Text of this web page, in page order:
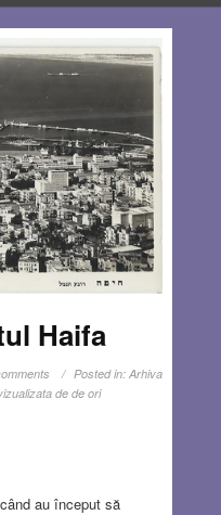
Haifa
Posted in: Arhiva
de de ori
au început să